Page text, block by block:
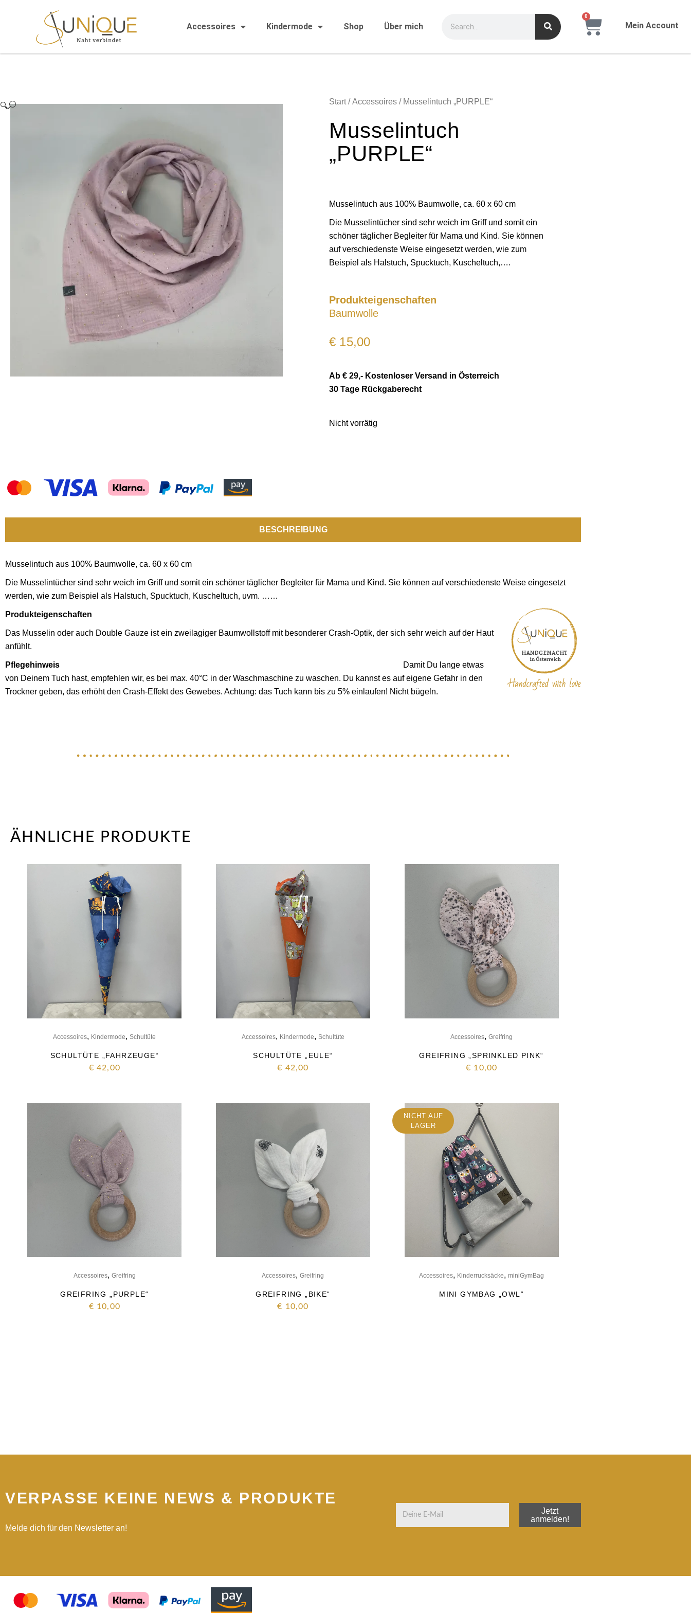
Accessoires Kindermode Shop Über mich
0
Mein Account
🔍 Start/Accessoires / Musselintuch „PURPLE“
Musselintuch
„PURPLE“
Musselintuch aus 100% Baumwolle, ca. 60 x 60 cm
Die Musselintücher sind sehr weich im Griff und somit ein
schöner täglicher Begleiter für Mama und Kind. Sie können
auf verschiedenste Weise eingesetzt werden, wie zum
Beispiel als Halstuch, Spucktuch, Kuscheltuch,….
Produkteigenschaften
Baumwolle
€ 15,00
Ab € 29,- Kostenloser Versand in Österreich
30 Tage Rückgaberecht
Nicht vorrätig
BESCHREIBUNG
Musselintuch aus 100% Baumwolle, ca. 60 x 60 cm
Die Musselintücher sind sehr weich im Griff und somit ein schöner täglicher Begleiter für Mama und Kind. Sie können auf verschiedenste Weise eingesetzt
werden, wie zum Beispiel als Halstuch, Spucktuch, Kuscheltuch, uvm. ……
Produkteigenschaften
Das Musselin oder auch Double Gauze ist ein zweilagiger Baumwollstoff mit besonderer Crash-Optik, der sich sehr weich auf der Haut
anfühlt.
Pflegehinweis
Damit Du lange etwas
von Deinem Tuch hast, empfehlen wir, es bei max. 40°C in der Waschmaschine zu waschen. Du kannst es auf eigene Gefahr in den
Trockner geben, das erhöht den Crash-Effekt des Gewebes. Achtung: das Tuch kann bis zu 5% einlaufen! Nicht bügeln.
ÄHNLICHE PRODUKTE
Accessoires, Kindermode,Schultüte
SCHULTÜTE „FAHRZEUGE“
€ 42,00
Accessoires, Kindermode, Schultüte
SCHULTÜTE „EULE“
€ 42,00
Accessoires,Greifring
GREIFRING „SPRINKLED PINK“
€ 10,00
Accessoires, Greifring
GREIFRING „PURPLE“
€ 10,00
Accessoires,Greifring
GREIFRING „BIKE“
€ 10,00
NICHT AUF
LAGER
Accessoires, Kinderrucksäcke,miniGymBag
MINI GYMBAG „OWL“
VERPASSE KEINE NEWS & PRODUKTE
Melde dich für den Newsletter an!
Jetzt
anmelden!